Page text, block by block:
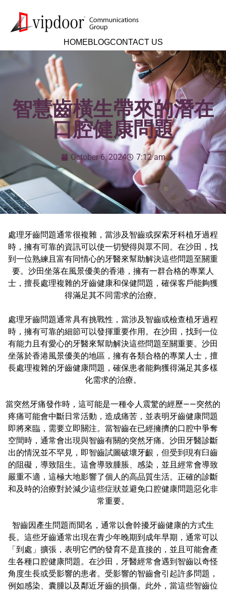
HOMEBLOGCONTACT US
智慧齒橫生帶來的潛在
口腔健康問題
October 6, 2024 7:12 am
處理牙齒問題通常很複雜，當涉及智齒或探索牙科植牙過程
時，擁有可靠的資訊可以使一切變得與眾不同。在沙田，找
到一位熟練且富有同情心的牙醫來幫助解決這些問題至關重
要。沙田坐落在風景優美的香港，擁有一群合格的專業人
士，擅長處理複雜的牙齒健康和保健問題，確保客戶能夠獲
得滿足其不同需求的治療。
處理牙齒問題通常具有挑戰性，當涉及智齒或檢查植牙過程
時，擁有可靠的細節可以發揮重要作用。在沙田，找到一位
有能力且有愛心的牙醫來幫助解決這些問題至關重要。沙田
坐落於香港風景優美的地區，擁有各類合格的專業人士，擅
長處理複雜的牙齒健康問題，確保患者能夠獲得滿足其多樣
化需求的治療。
當突然牙痛發作時，這可能是一種令人震驚的經歷——突然的
疼痛可能會中斷日常活動，造成痛苦，並表明牙齒健康問題
即將來臨，需要立即關注。當智齒在已經擁擠的口腔中爭奪
空間時，通常會出現與智齒有關的突然牙痛。沙田牙醫診斷
出的情況並不罕見，即智齒試圖破壞牙齦，但受到現有臼齒
的阻礙，導致阻生。這會導致腫脹、感染，並且經常會導致
嚴重不適，這極大地影響了個人的高品質生活。正確的診斷
和及時的治療對於減少這些症狀並避免口腔健康問題惡化非
常重要。
智齒因產生問題而聞名，通常以會幹擾牙齒健康的方式生
長。這些牙齒通常出現在青少年晚期到成年早期，通常可以
「到處」擴張，表明它們的發育不是直接的，並且可能會產
生各種口腔健康問題。在沙田，牙醫經常會遇到智齒以奇怪
角度生長或受影響的患者。受影響的智齒會引起許多問題，
例如感染、囊腫以及鄰近牙齒的損傷。此外，當這些智齒位